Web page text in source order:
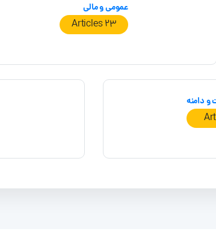
عمومی و مالی
23 Articles
و دامنه